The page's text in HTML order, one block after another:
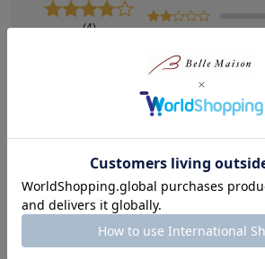
(4)
現在販売していない色・サイズ等への
購入者さん